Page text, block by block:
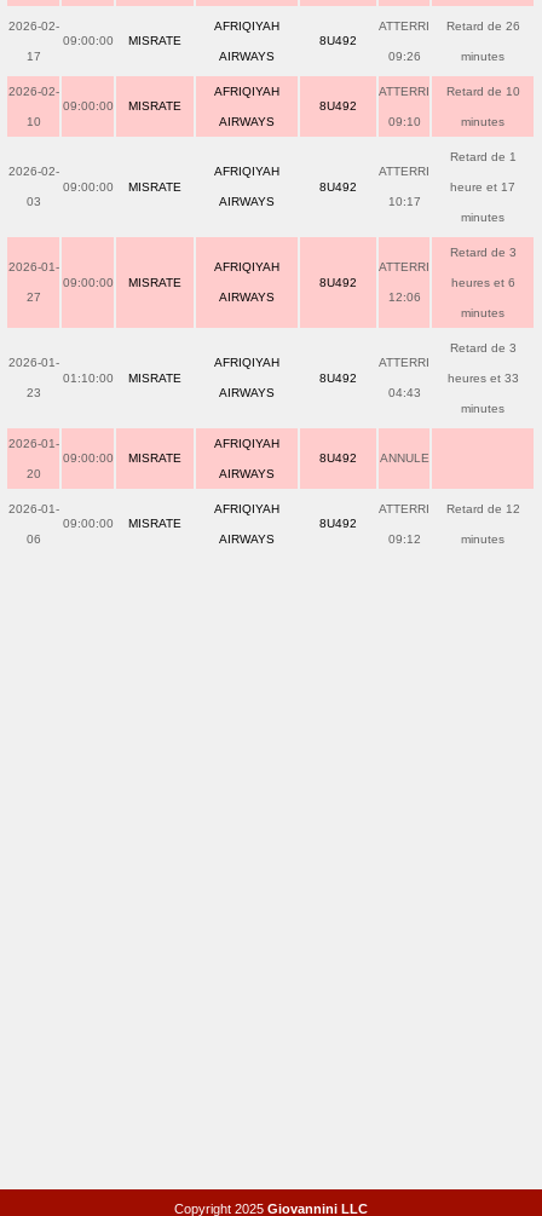
2026-02-
17
09:00:00 MISRATE
AFRIQIYAH
AIRWAYS
8U492
ATTERRI
09:26
Retard de 26
minutes
2026-02-
10
09:00:00 MISRATE
AFRIQIYAH
AIRWAYS
8U492
ATTERRI
09:10
Retard de 10
minutes
2026-02-
03
09:00:00 MISRATE
AFRIQIYAH
AIRWAYS
8U492
ATTERRI
10:17
Retard de 1
heure et 17
minutes
2026-01-
27
09:00:00 MISRATE
AFRIQIYAH
AIRWAYS
8U492
ATTERRI
12:06
Retard de 3
heures et 6
minutes
2026-01-
23
01:10:00 MISRATE
AFRIQIYAH
AIRWAYS
8U492
ATTERRI
04:43
Retard de 3
heures et 33
minutes
2026-01-
20
09:00:00 MISRATE
AFRIQIYAH
AIRWAYS
8U492 ANNULE
2026-01-
06
09:00:00 MISRATE
AFRIQIYAH
AIRWAYS
8U492
ATTERRI
09:12
Retard de 12
minutes
Copyright 2025 Giovannini LLC